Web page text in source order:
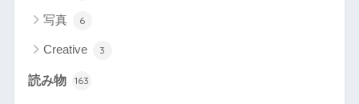
写真 6
Creative 3
読み物 163